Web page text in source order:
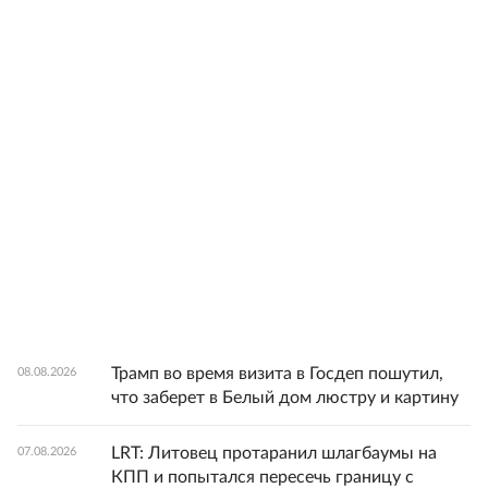
08.08.2026
Трамп во время визита в Госдеп пошутил,
что заберет в Белый дом люстру и картину
07.08.2026
LRT: Литовец протаранил шлагбаумы на
КПП и попытался пересечь границу с